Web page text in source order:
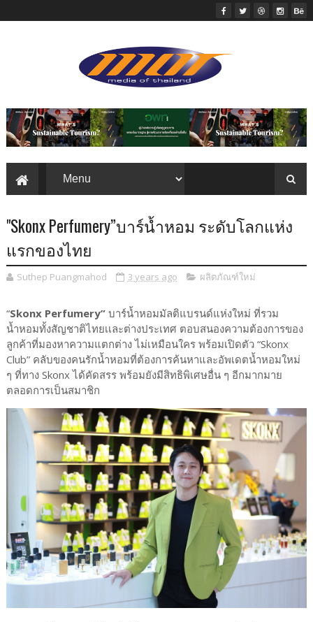
"Skonx Perfumery”บาร์น้ำหอม ระดับโลกแห่ง
แรกของไทย
Suthep Puangmahod 3 years ago ผลิตภัณฑ์ใหม่
“Skonx Perfumery” บาร์น้ำหอมมัลติแบรนด์แห่งใหม่ ที่รวม
น้ำหอมทั้งสัญชาติไทยเเละต่างประเทศ ตอบสนองความต้องการของ
ลูกค้าที่มองหาความแตกต่าง ไม่เหมือนใคร พร้อมเปิดตัว “Skonx
Club” คลับของคนรักน้ำหอมที่ต้องการค้นหาและอัพเดตน้ำหอมใหม่
ๆ ที่ทาง Skonx ได้คัดสรร พร้อมยังมีสิทธิพิเศษอื่น ๆ อีกมากมาย
ตลอดการเป็นสมาชิก